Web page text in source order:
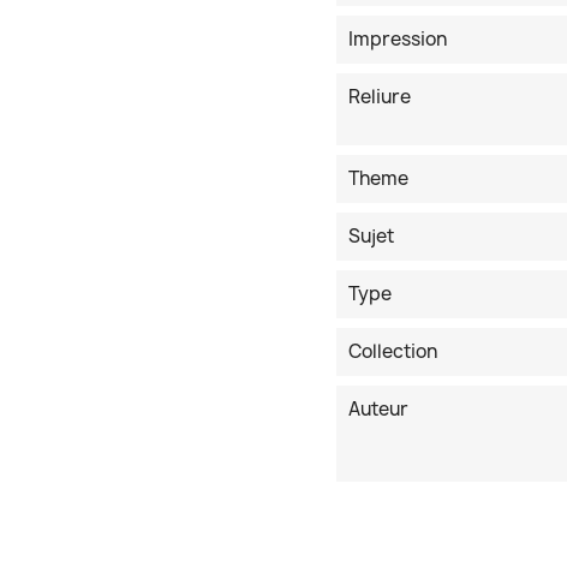
Impression
Reliure
Theme
Sujet
Type
Collection
Auteur